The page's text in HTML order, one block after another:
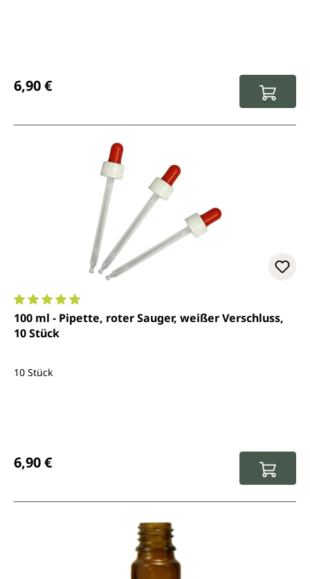
6,90 €
Durchschnittliche Bewertung von 5 von 5 Sternen
100 ml - Pipette, roter Sauger, weißer Verschluss,
10 Stück
10 Stück
6,90 €